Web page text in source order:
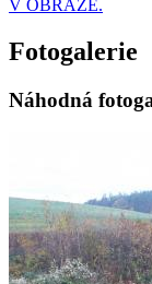
V OBRAZE.
Fotogalerie
Náhodná